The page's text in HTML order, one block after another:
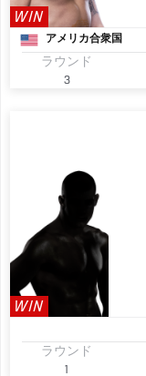
WIN
アメリカ合衆国
ラウンド
3
WIN
ラウンド
1